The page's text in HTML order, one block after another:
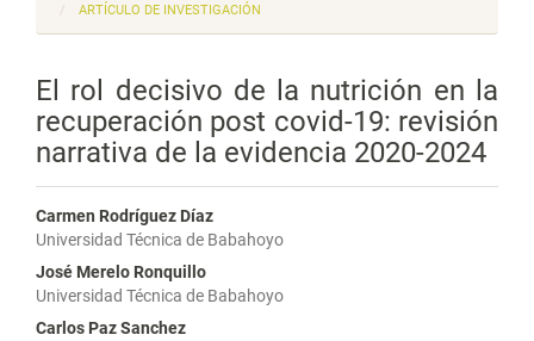
ARTÍCULO DE INVESTIGACIÓN
El rol decisivo de la nutrición en la
recuperación post covid-19: revisión
narrativa de la evidencia 2020-2024
Carmen Rodríguez Díaz
Universidad Técnica de Babahoyo
José Merelo Ronquillo
Universidad Técnica de Babahoyo
Carlos Paz Sanchez